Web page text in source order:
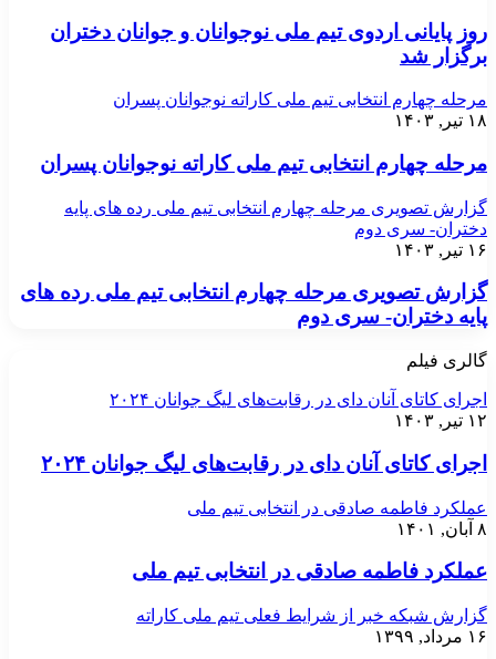
روز پایانی اردوی تیم ملی نوجوانان و جوانان دختران
برگزار شد
مرحله چهارم انتخابی تیم ملی کاراته نوجوانان پسران
۱۸ تیر, ۱۴۰۳
مرحله چهارم انتخابی تیم ملی کاراته نوجوانان پسران
گزارش تصویری مرحله چهارم انتخابی تیم ملی رده های پایه
دختران- سری دوم
۱۶ تیر, ۱۴۰۳
گزارش تصویری مرحله چهارم انتخابی تیم ملی رده های
پایه دختران- سری دوم
گالری فیلم
اجرای کاتای آنان دای در رقابت‌های لیگ جوانان ۲۰۲۴
۱۲ تیر, ۱۴۰۳
اجرای کاتای آنان دای در رقابت‌های لیگ جوانان ۲۰۲۴
عملکرد فاطمه صادقی در انتخابی تیم ملی
۸ آبان, ۱۴۰۱
عملکرد فاطمه صادقی در انتخابی تیم ملی
گزارش شبکه خبر از شرایط فعلی تیم ملی کاراته
۱۶ مرداد, ۱۳۹۹